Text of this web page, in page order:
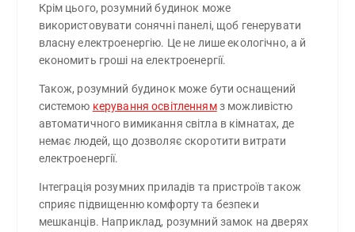
Крім цього, розумний будинок може
використовувати сонячні панелі, щоб генерувати
власну електроенергію. Це не лише екологічно, а й
економить гроші на електроенергії.
Також, розумний будинок може бути оснащений
системою керування освітленнямз можливістю
автоматичного вимикання світла в кімнатах, де
немає людей, що дозволяє скоротити витрати
електроенергії.
Інтеграція розумних приладів та пристроїв також
сприяє підвищенню комфорту та безпеки
мешканців. Наприклад, розумний замок на дверях